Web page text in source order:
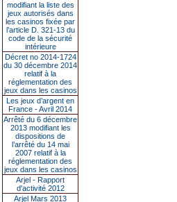
modifiant la liste des
jeux autorisés dans
les casinos fixée par
l’article D. 321-13 du
code de la sécurité
intérieure
Décret no 2014-1724
du 30 décembre 2014
relatif à la
réglementation des
jeux dans les casinos
Les jeux d’argent en
France - Avril 2014
Arrêté du 6 décembre
2013 modifiant les
dispositions de
l’arrêté du 14 mai
2007 relatif à la
réglementation des
jeux dans les casinos
Arjel - Rapport
d'activité 2012
Arjel Mars 2013